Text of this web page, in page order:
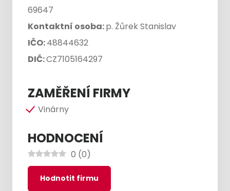
69647
Kontaktní osoba:p. Žůrek Stanislav
IČO:48844632
DIČ:CZ7105164297
ZAMĚŘENÍ FIRMY
Vinárny
HODNOCENÍ
0 (0)
Hodnotit firmu